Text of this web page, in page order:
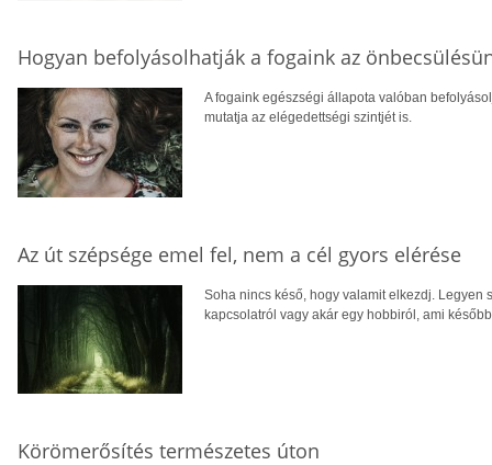
Hogyan befolyásolhatják a fogaink az
A fogaink egészségi állapota valóban
mutatja az elégedettségi szintjét is.
Az út szépsége emel fel, nem a cél gyors elérése
Soha nincs késő, hogy valamit elkezdj. Legyen
kapcsolatról vagy akár egy hobbiról, ami
Körömerősítés természetes úton